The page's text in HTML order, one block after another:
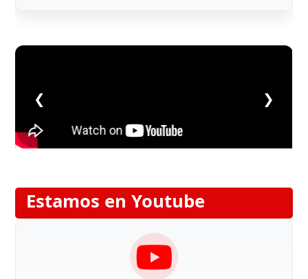
❮ ❯
Estamos en Youtube